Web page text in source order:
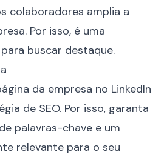
colaboradores amplia a
Por isso, é uma
buscar destaque.
da empresa no LinkedIn
de SEO. Por isso, garanta
palavras-chave e um
relevante para o seu